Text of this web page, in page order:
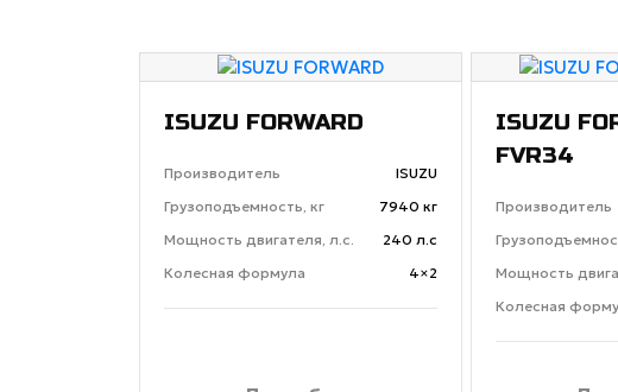
ISUZU FORWARD
Производитель
ISUZU
Грузоподъемность, кг
7940 кг
Мощность двигателя, л.с.
240 л.с
Колесная формула
4×2
ISUZU
FVR34
Производитель
Мощность
Колесная